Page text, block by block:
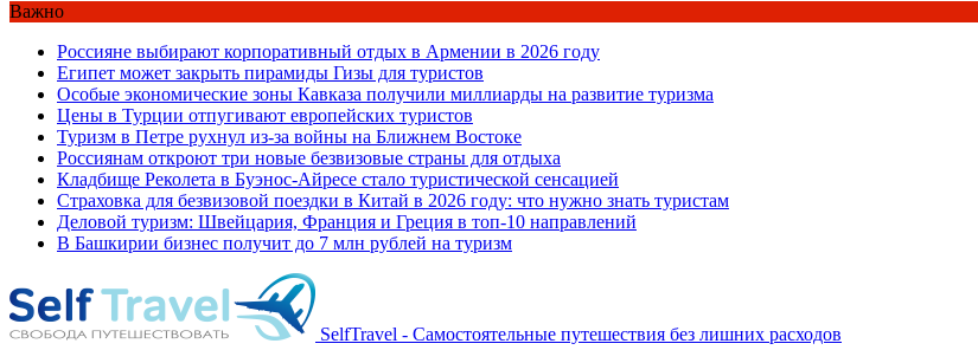
Важно
Россияне выбирают корпоративный отдых в Армении в 2026 году
Египет может закрыть пирамиды Гизы для туристов
Особые экономические зоны Кавказа получили миллиарды на развитие туризма
Цены в Турции отпугивают европейских туристов
Туризм в Петре рухнул из-за войны на Ближнем Востоке
Россиянам откроют три новые безвизовые страны для отдыха
Кладбище Реколета в Буэнос-Айресе стало туристической сенсацией
Страховка для безвизовой поездки в Китай в 2026 году: что нужно знать туристам
Деловой туризм: Швейцария, Франция и Греция в топ-10 направлений
В Башкирии бизнес получит до 7 млн рублей на туризм
SelfTravel - Самостоятельные путешествия без лишних расходов